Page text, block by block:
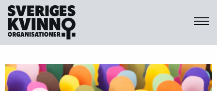
Sveriges Kvinnoorganisationer